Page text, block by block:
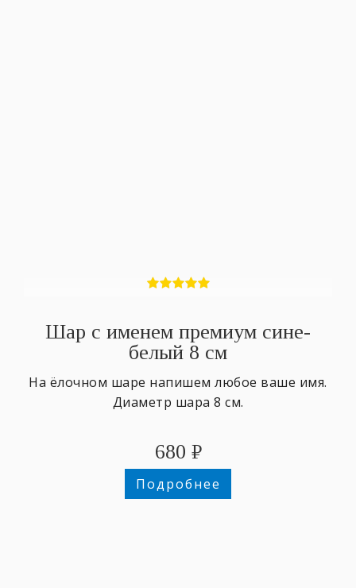
Шар с именем премиум сине-
белый 8 см
На ёлочном шаре напишем любое ваше имя.
Диаметр шара 8 см.
680 ₽
Подробнее